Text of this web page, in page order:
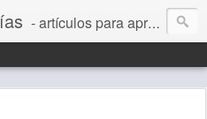
- artículos para aprender a vivir mejor, un día a la vez. Por Juan C Quintero